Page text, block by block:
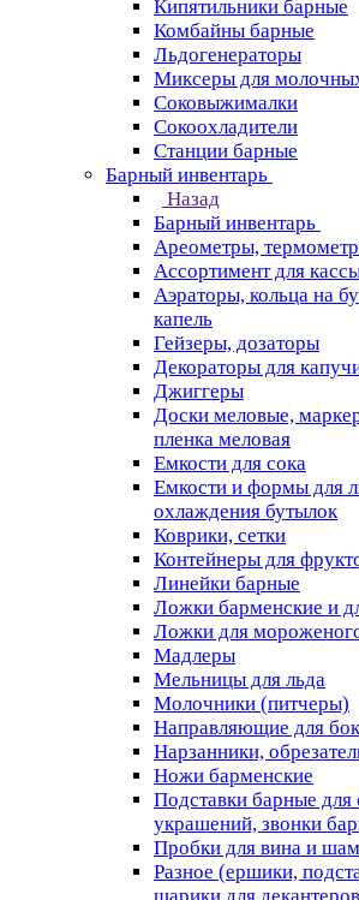
Кипятильники барные
Комбайны барные
Льдогенераторы
Миксеры для
Соковыжималки
Сокоохладители
Станции барные
Барный инвентарь
Назад
Барный инвентарь
Ареометры,
Ассортимент для
Аэраторы, кольца на
капель
Гейзеры, дозаторы
Декораторы для
Джиггеры
Доски меловые,
пленка меловая
Емкости для сока
Емкости и формы для
охлаждения бутылок
Коврики, сетки
Контейнеры для
Линейки барные
Ложки барменские и
Ложки для
Мадлеры
Мельницы для льда
Молочники (питчеры)
Направляющие для
Нарзанники,
Ножи барменские
Подставки барные для
украшений, звонки
Пробки для вина и
Разное (ершики,